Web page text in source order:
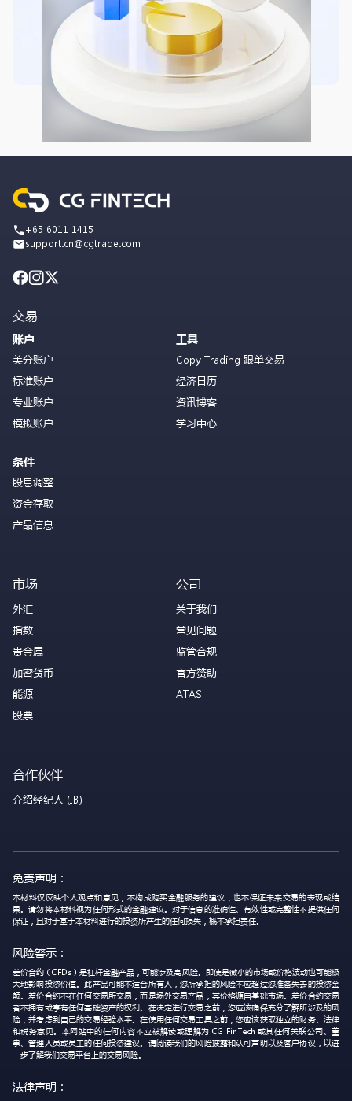
+65 6011 1415
support.cn@cgtrade.com
交易
账户
美分账户
标准账户
专业账户
模拟账户
条件
股息调整
资金存取
产品信息
工具
Copy Trading 跟单交易
经济日历
资讯博客
学习中心
市场
外汇
指数
贵金属
加密货币
能源
股票
公司
关于我们
常见问题
监管合规
官方赞助
ATAS
合作伙伴
介绍经纪人 (IB)
免责声明：
本材料仅反映个人观点和意见，不构成购买金融服务的建议，也不保证未来交易的表现或结
果。请勿将本材料视为任何形式的金融建议。对于信息的准确性、有效性或完整性不提供任何
保证，且对于基于本材料进行的投资所产生的任何损失，概不承担责任。
风险警示：
差价合约（CFDs）是杠杆金融产品，可能涉及高风险。即使是微小的市场或价格波动也可能极
大地影响投资价值。此产品可能不适合所有人，您所承担的风险不应超过您准备失去的投资金
额。差价合约不在任何交易所交易，而是场外交易产品，其价格源自基础市场。差价合约交易
者不拥有或享有任何基础资产的权利。在决定进行交易之前，您应该确保充分了解所涉及的风
险，并考虑到自己的交易经验水平。在使用任何交易工具之前，您应该获取独立的财务、法律
和税务意见。本网站中的任何内容不应被解读或理解为 CG FinTech 或其任何关联公司、董
事、管理人员或员工的任何投资建议。请阅读我们的风险披露和认可声明以及客户协议，以进
一步了解我们交易平台上的交易风险。
法律声明：